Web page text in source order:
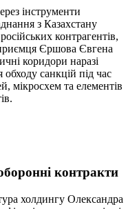
інструменти
з Казахстану
контрагентів,
Єршова Євгена
коридори наразі
санкцій під час
мікросхем та елементів
контракти
холдингу Олександра